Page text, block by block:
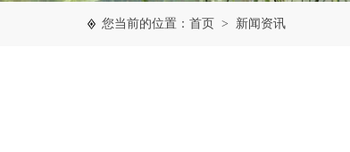
您当前的位置： 首页 > 新闻资讯